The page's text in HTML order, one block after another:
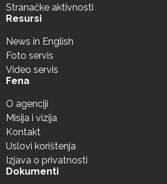
Stranačke aktivnosti
Resursi
News in English
Foto servis
Video servis
Fena
O agenciji
Misija i vizija
Kontakt
Uslovi korištenja
Izjava o privatnosti
Dokumenti